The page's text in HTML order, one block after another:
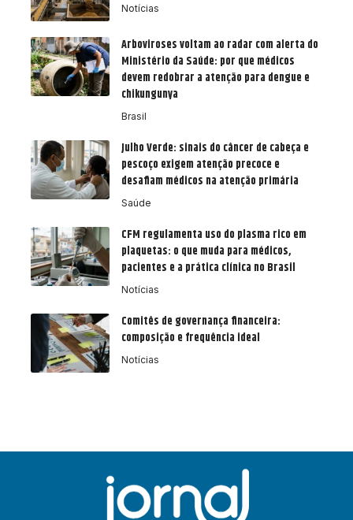
Notícias
Arboviroses voltam ao radar com alerta do
Ministério da Saúde: por que médicos
devem redobrar a atenção para dengue e
chikungunya
Brasil
Julho Verde: sinais do câncer de cabeça e
pescoço exigem atenção precoce e
desafiam médicos na atenção primária
Saúde
CFM regulamenta uso do plasma rico em
plaquetas: o que muda para médicos,
pacientes e a prática clínica no Brasil
Notícias
Comitês de governança financeira:
composição e frequência ideal
Notícias